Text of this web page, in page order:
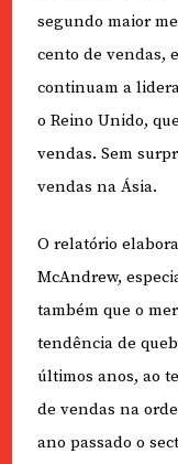
segundo maior
cento de vendas,
continuam a
o Reino Unido,
vendas. Sem
vendas na Ásia.
O relatório
McAndrew,
também que o
tendência de
últimos anos, ao
de vendas na
ano passado o